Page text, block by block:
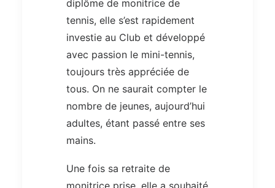
diplôme de monitrice de
tennis, elle s’est rapidement
investie au Club et développé
avec passion le mini-tennis,
toujours très appréciée de
tous. On ne saurait compter le
nombre de jeunes, aujourd’hui
adultes, étant passé entre ses
mains.
Une fois sa retraite de
monitrice prise, elle a souhaité